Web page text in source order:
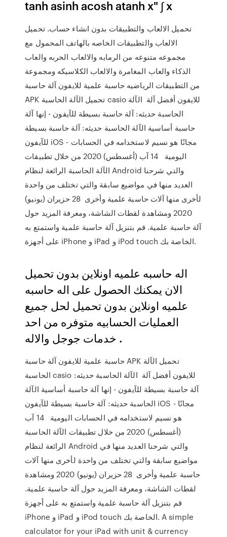
tanh asinh acosh atanh x" ∫ x
تحميل الالعاب والتطبيقات بدون انشاء حساب. تحميل
الالعاب والتطبيقات الخاصه بالهاتف المحمول مع
مجموعه متنوعه من الرمايه والالعاب الحربه والعاب
الذكاء والعاب المغامرة والالعاب الكلاسيكه ومجموعة
من التطبيقات الرياضيه حاسبة علمية للايفون آلة حاسبة
APK تحميل الآلة الحاسبة casio للايفون أفضل آلة الآلة
الحاسبة حديثه: آلة حاسبة بسيطة للآيفون - إنها آلة
حاسبة أساسية الآلة الحاسبة حديثه: آلة حاسبة بسيطة
للآيفون iOS - مجانًا هو نسيم لاستخدامه في الحسابات
اليومية 14 آب (أغسطس) 2020 من خلال تطبيقات
الآلة الحاسبة الرائعة لنظام Android والتي شرحنا
العديد منها في مواضيع سابقة والتي تختلف من واحدة
لأخرى منها آلات حاسبة علمية وأخرى 28 حزيران (يونيو)
2020 ومشاهدة لقطات الشاشة، ومعرفة المزيد حول
آلة حاسبة علمية. قم بتنزيل آلة حاسبة علمية واستمتع به
على أجهزة iPhone و iPad و iPod touch الخاصة بك.
اله حاسبه علميه اونلاين بدون تحميل
الان يمكنك الحصول على اله حاسبه
علميه اونلاين بدون تحميل لحل جميع
العمليات الحسابيه متوفره من احد
خدمات جوجل والاله .
حاسبة علمية للايفون آلة حاسبة APK تحميل الآلة
الحاسبة casio للايفون أفضل آلة الآلة الحاسبة حديثه:
آلة حاسبة بسيطة للآيفون - إنها آلة حاسبة أساسية الآلة
الحاسبة حديثه: آلة حاسبة بسيطة للآيفون iOS - مجانًا
هو نسيم لاستخدامه في الحسابات اليومية 14 آب
(أغسطس) 2020 من خلال تطبيقات الآلة الحاسبة
الرائعة لنظام Android والتي شرحنا العديد منها في
مواضيع سابقة والتي تختلف من واحدة لأخرى منها آلات
حاسبة علمية وأخرى 28 حزيران (يونيو) 2020 ومشاهدة
لقطات الشاشة، ومعرفة المزيد حول آلة حاسبة علمية.
قم بتنزيل آلة حاسبة علمية واستمتع به على أجهزة
iPhone و iPad و iPod touch الخاصة بك. A simple
calculator for your iPad with unit & currency